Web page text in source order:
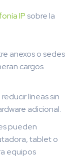
IP sobre la
anexos o sedes
cargos
líneas sin
adicional.
pueden
tablet o
equipos